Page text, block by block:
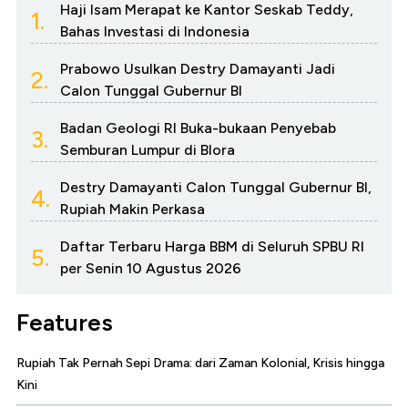
1.
Haji Isam Merapat ke Kantor Seskab Teddy,
Bahas Investasi di Indonesia
2.
Prabowo Usulkan Destry Damayanti Jadi
Calon Tunggal Gubernur BI
3.
Badan Geologi RI Buka-bukaan Penyebab
Semburan Lumpur di Blora
4.
Destry Damayanti Calon Tunggal Gubernur BI,
Rupiah Makin Perkasa
5.
Daftar Terbaru Harga BBM di Seluruh SPBU RI
per Senin 10 Agustus 2026
Features
Rupiah Tak Pernah Sepi Drama: dari Zaman Kolonial, Krisis hingga
Kini